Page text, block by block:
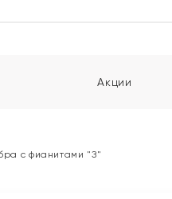
Акции
с фианитами "З"